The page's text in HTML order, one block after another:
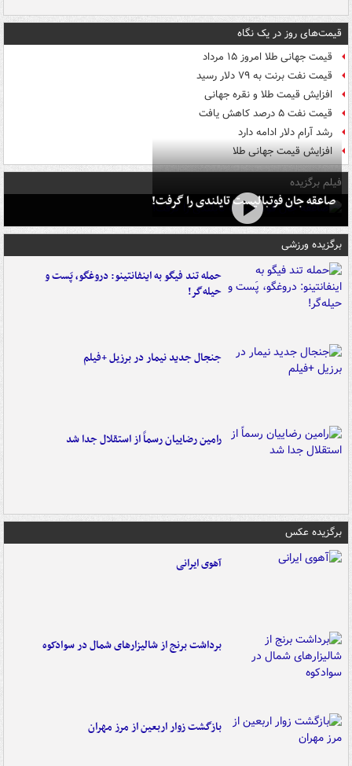
قیمت‌های روز در یک نگاه
قیمت جهانی طلا امروز ۱۵ مرداد
قیمت نفت برنت به ۷۹ دلار رسید
افزایش قیمت طلا و نقره جهانی
قیمت نفت ۵ درصد کاهش یافت
رشد آرام دلار ادامه دارد
افزایش قیمت جهانی طلا
فیلم برگزیده
صاعقه جان فوتبالیست تایلندی را گرفت!
برگزیده ورزشی
حمله تند فیگو به اینفانتینو: دروغگو، پَست‌ و
حیله‌گر!
جنجال جدید نیمار در برزیل +فیلم
رامین رضاییان رسماً از استقلال جدا شد
برگزیده عکس
آهوی ایرانی
برداشت برنج از شالیزارهای شمال در سوادکوه
بازگشت زوار اربعین از مرز مهران